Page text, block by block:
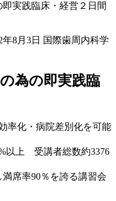
実践臨床・経営２日間
年8月3日 国際歯周内科学
為の即実践臨
率化・病院差別化を可能
以上 受講者総数約3376
席率90％を誇る講習会